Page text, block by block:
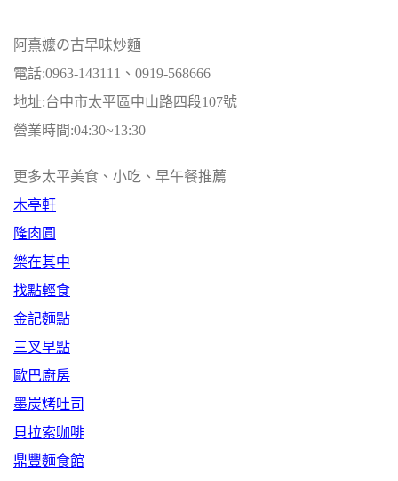
阿熹嬤の古早味炒麵
電話:0963-143111、0919-568666
地址:台中市太平區中山路四段107號
營業時間:04:30~13:30
更多太平美食、小吃、早午餐推薦
木亭軒
隆肉圓
樂在其中
找點輕食
金記麵點
三叉早點
歐巴廚房
墨炭烤吐司
貝拉索咖啡
鼎豐麵食館